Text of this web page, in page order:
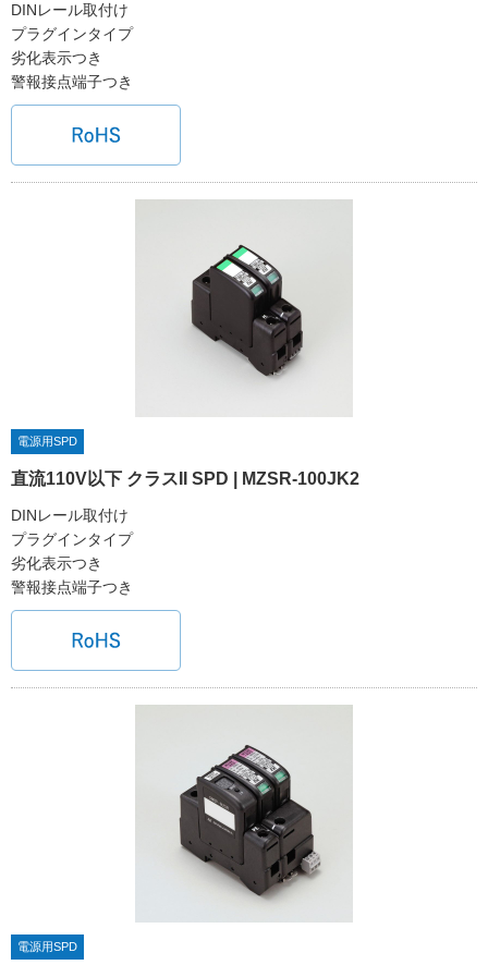
DINレール取付け
プラグインタイプ
劣化表示つき
警報接点端子つき
電源用SPD
直流110V以下 クラスII SPD | MZSR-100JK2
DINレール取付け
プラグインタイプ
劣化表示つき
警報接点端子つき
電源用SPD